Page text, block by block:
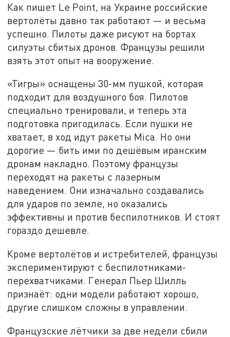
Как пишет Le Point, на Украине российские
вертолёты давно так работают — и весьма
успешно. Пилоты даже рисуют на бортах
силуэты сбитых дронов. Французы решили
взять этот опыт на вооружение.
«Тигры» оснащены 30-мм пушкой, которая
подходит для воздушного боя. Пилотов
специально тренировали, и теперь эта
подготовка пригодилась. Если пушки не
хватает, в ход идут ракеты Mica. Но они
дорогие — бить ими по дешёвым иранским
дронам накладно. Поэтому французы
переходят на ракеты с лазерным
наведением. Они изначально создавались
для ударов по земле, но оказались
эффективны и против беспилотников. И стоят
гораздо дешевле.
Кроме вертолётов и истребителей, французы
экспериментируют с беспилотниками-
перехватчиками. Генерал Пьер Шилль
признаёт: одни модели работают хорошо,
другие слишком сложны в управлении.
Французские лётчики за две недели сбили